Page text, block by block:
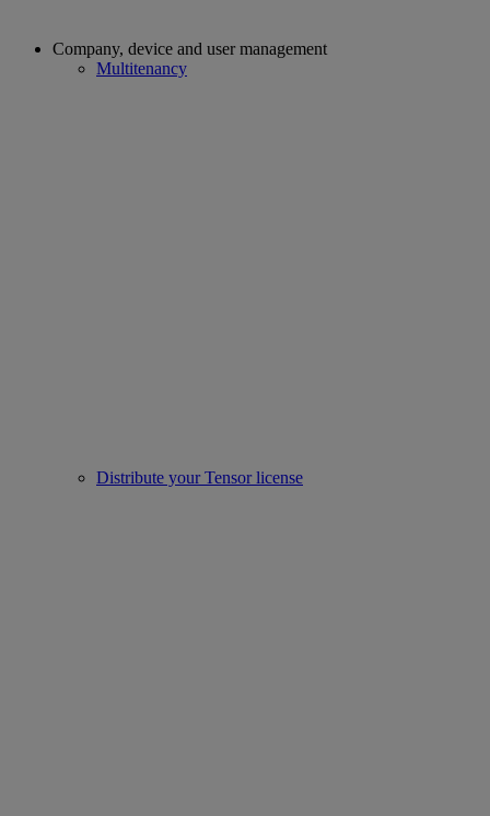
Company, device and user management
Multitenancy
Distribute your Tensor license